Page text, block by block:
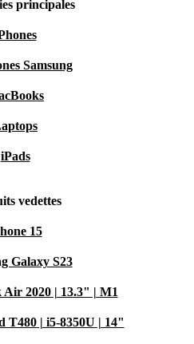
principales
Samsung
iPads
vedettes
15
Galaxy S23
Air 2020 | 13.3" | M1
T480 | i5-8350U | 14"